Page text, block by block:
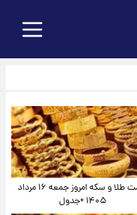
قیمت طلا و سکه امروز جمعه ۱۶ مرداد
۱۴۰۵ +جدول